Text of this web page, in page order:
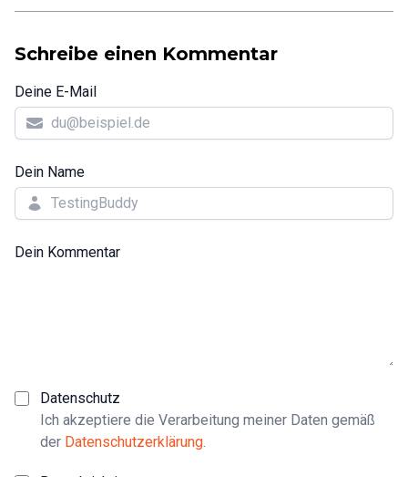
Schreibe einen Kommentar
Deine E-Mail
Dein Name
Dein Kommentar
Datenschutz
Ich akzeptiere die Verarbeitung meiner Daten gemäß
der Datenschutzerklärung.